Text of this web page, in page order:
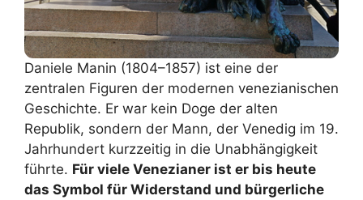
Daniele Manin (1804–1857) ist eine der
zentralen Figuren der modernen venezianischen
Geschichte. Er war kein Doge der alten
Republik, sondern der Mann, der Venedig im 19.
Jahrhundert kurzzeitig in die Unabhängigkeit
führte. Für viele Venezianer ist er bis heute
das Symbol für Widerstand und bürgerliche